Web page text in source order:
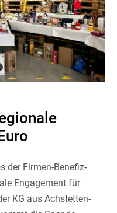
der Firmen-Benefiz-
Engagement für
KG aus Achstetten-